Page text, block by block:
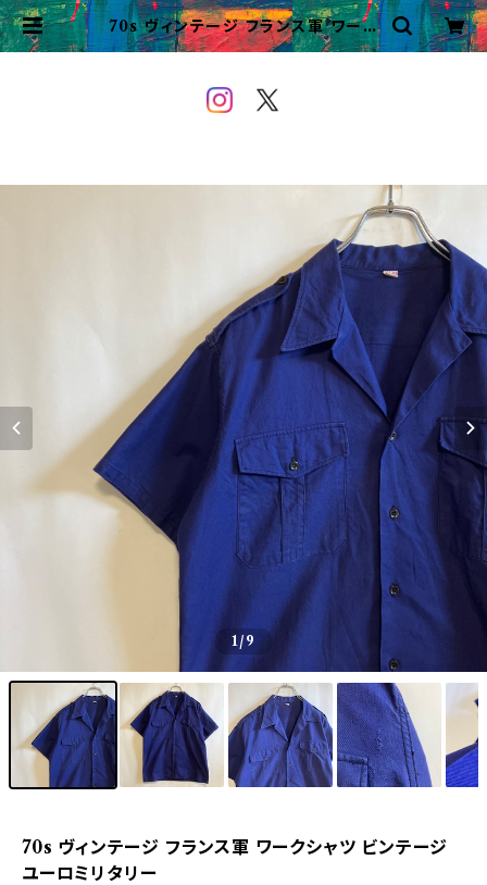
70s ヴィンテージ フランス軍 ワーク
シャツ ビンテージ ユーロミリタリー |
1/9
70s ヴィンテージ フランス軍 ワークシャツ ビンテージ
ユーロミリタリー